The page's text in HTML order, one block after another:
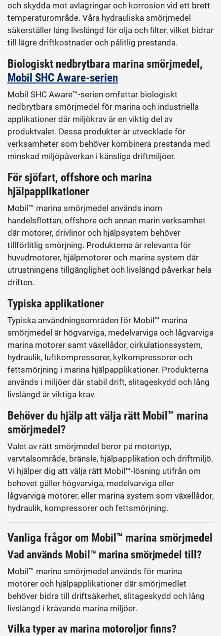
och skydda mot avlagringar och korrosion vid ett brett
temperaturområde. Våra hydrauliska smörjmedel
säkerställer lång livslängd för olja och filter, vilket bidrar
till lägre driftkostnader och pålitlig prestanda.
Biologiskt nedbrytbara marina smörjmedel,
Mobil SHC Aware-serien
Mobil SHC Aware™-serien omfattar biologiskt
nedbrytbara smörjmedel för marina och industriella
applikationer där miljökrav är en viktig del av
produktvalet. Dessa produkter är utvecklade för
verksamheter som behöver kombinera prestanda med
minskad miljöpåverkan i känsliga driftmiljöer.
För sjöfart, offshore och marina
hjälpapplikationer
Mobil™ marina smörjmedel används inom
handelsflottan, offshore och annan marin verksamhet
där motorer, drivlinor och hjälpsystem behöver
tillförlitlig smörjning. Produkterna är relevanta för
huvudmotorer, hjälpmotorer och marina system där
utrustningens tillgänglighet och livslängd påverkar hela
driften.
Typiska applikationer
Typiska användningsområden för Mobil™ marina
smörjmedel är högvarviga, medelvarviga och lågvarviga
marina motorer samt växellådor, cirkulationssystem,
hydraulik, luftkompressorer, kylkompressorer och
fettsmörjning i marina hjälpapplikationer. Produkterna
används i miljöer där stabil drift, slitageskydd och lång
livslängd är viktiga krav.
Behöver du hjälp att välja rätt Mobil™ marina
smörjmedel?
Valet av rätt smörjmedel beror på motortyp,
varvtalsområde, bränsle, hjälpapplikation och driftmiljö.
Vi hjälper dig att välja rätt Mobil™-lösning utifrån om
behovet gäller högvarviga, medelvarviga eller
lågvarviga motorer, eller marina system som växellådor,
hydraulik, kompressorer och fettsmörjning.
Vanliga frågor om Mobil™ marina smörjmedel
Vad används Mobil™ marina smörjmedel till?
Mobil™ marina smörjmedel används för marina
motorer och hjälpapplikationer där smörjmedlet
behöver bidra till driftsäkerhet, slitageskydd och lång
livslängd i krävande marina miljöer.
Vilka typer av marina motoroljor finns?